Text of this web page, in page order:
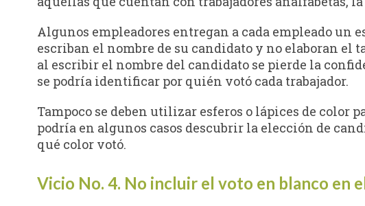
Algunos empleadores entregan a cada empleado un
escriban el nombre de su candidato y no elaboran el
al escribir el nombre del candidato se pierde la
se podría identificar por quién votó cada trabajador.
Tampoco se deben utilizar esferos o lápices de color
podría en algunos casos descubrir la elección de
qué color votó.
Vicio No. 4. No incluir el voto en blanco en